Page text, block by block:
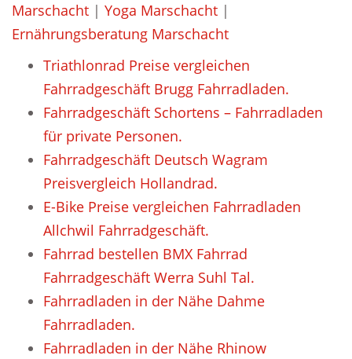
Marschacht | Yoga Marschacht |
Ernährungsberatung Marschacht
Triathlonrad Preise vergleichen
Fahrradgeschäft Brugg Fahrradladen.
Fahrradgeschäft Schortens – Fahrradladen
für private Personen.
Fahrradgeschäft Deutsch Wagram
Preisvergleich Hollandrad.
E-Bike Preise vergleichen Fahrradladen
Allchwil Fahrradgeschäft.
Fahrrad bestellen BMX Fahrrad
Fahrradgeschäft Werra Suhl Tal.
Fahrradladen in der Nähe Dahme
Fahrradladen.
Fahrradladen in der Nähe Rhinow